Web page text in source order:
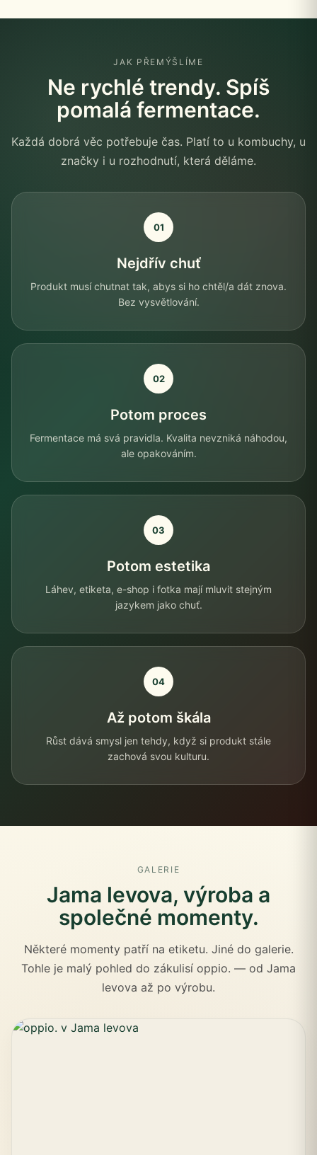
JAK PŘEMÝŠLÍME
Ne rychlé trendy. Spíš
pomalá fermentace.
Každá dobrá věc potřebuje čas. Platí to u kombuchy, u
značky i u rozhodnutí, která děláme.
01
Nejdřív chuť
Produkt musí chutnat tak, abys si ho chtěl/a dát znova.
Bez vysvětlování.
02
Potom proces
Fermentace má svá pravidla. Kvalita nevzniká náhodou,
ale opakováním.
03
Potom estetika
Láhev, etiketa, e-shop i fotka mají mluvit stejným
jazykem jako chuť.
04
Až potom škála
Růst dává smysl jen tehdy, když si produkt stále
zachová svou kulturu.
GALERIE
Jama levova, výroba a
společné momenty.
Některé momenty patří na etiketu. Jiné do galerie.
Tohle je malý pohled do zákulisí oppio. — od Jama
levova až po výrobu.